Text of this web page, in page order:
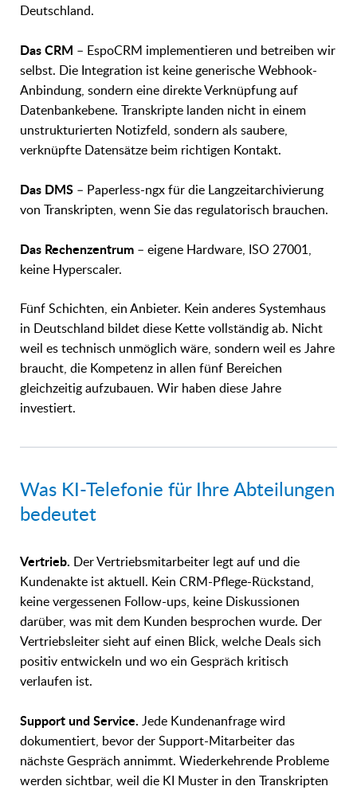
Deutschland.
Das CRM – EspoCRM implementieren und betreiben wir
selbst. Die Integration ist keine generische Webhook-
Anbindung, sondern eine direkte Verknüpfung auf
Datenbankebene. Transkripte landen nicht in einem
unstrukturierten Notizfeld, sondern als saubere,
verknüpfte Datensätze beim richtigen Kontakt.
Das DMS– Paperless-ngx für die Langzeitarchivierung
von Transkripten, wenn Sie das regulatorisch brauchen.
Das Rechenzentrum– eigene Hardware, ISO 27001,
keine Hyperscaler.
Fünf Schichten, ein Anbieter. Kein anderes Systemhaus
in Deutschland bildet diese Kette vollständig ab. Nicht
weil es technisch unmöglich wäre, sondern weil es Jahre
braucht, die Kompetenz in allen fünf Bereichen
gleichzeitig aufzubauen. Wir haben diese Jahre
investiert.
Was KI-Telefonie für Ihre Abteilungen
bedeutet
Vertrieb. Der Vertriebsmitarbeiter legt auf und die
Kundenakte ist aktuell. Kein CRM-Pflege-Rückstand,
keine vergessenen Follow-ups, keine Diskussionen
darüber, was mit dem Kunden besprochen wurde. Der
Vertriebsleiter sieht auf einen Blick, welche Deals sich
positiv entwickeln und wo ein Gespräch kritisch
verlaufen ist.
Support und Service. Jede Kundenanfrage wird
dokumentiert, bevor der Support-Mitarbeiter das
nächste Gespräch annimmt. Wiederkehrende Probleme
werden sichtbar, weil die KI Muster in den Transkripten